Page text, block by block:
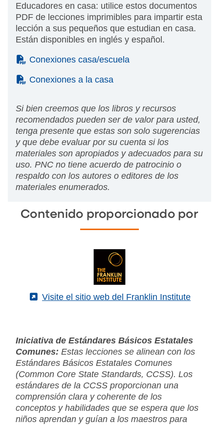
Educadores en casa: utilice estos documentos
PDF de lecciones imprimibles para impartir esta
lección a sus pequeños que estudian en casa.
Están disponibles en inglés y español.
(PDF)
Conexiones casa/escuela
(PDF)
Conexiones a la casa
Si bien creemos que los libros y recursos
recomendados pueden ser de valor para usted,
tenga presente que estas son solo sugerencias
y que debe evaluar por su cuenta si los
materiales son apropiados y adecuados para su
uso. PNC no tiene acuerdo de patrocinio o
respaldo con los autores o editores de los
materiales enumerados.
Contenido proporcionado por
(External)
Visite el sitio web del Franklin Institute
Iniciativa de Estándares Básicos Estatales
Comunes: Estas lecciones se alinean con los
Estándares Básicos Estatales Comunes
(Common Core State Standards, CCSS). Los
estándares de la CCSS proporcionan una
comprensión clara y coherente de los
conceptos y habilidades que se espera que los
niños aprendan y guían a los maestros para